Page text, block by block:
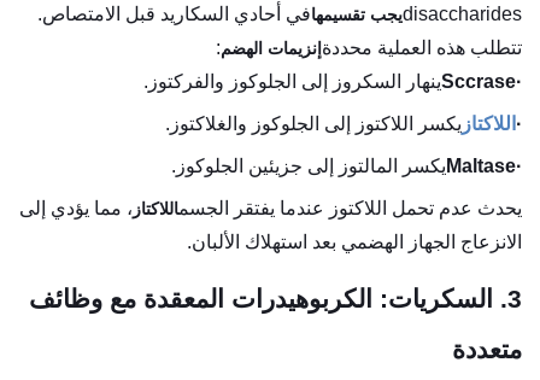
disaccharidesيجب تقسيمهافي أحادي السكاريد قبل الامتصاص.
تتطلب هذه العملية محددة إنزيمات الهضم:
·
Sccraseينهار السكروز إلى الجلوكوز والفركتوز.
· اللاكتاز يكسر اللاكتوز إلى الجلوكوز والغلاكتوز.
·
Maltase يكسر المالتوز إلى جزيئين الجلوكوز.
يحدث عدم تحمل اللاكتوز عندما يفتقر الجسماللاكتاز ، مما يؤدي إلى
الانزعاج الجهاز الهضمي بعد استهلاك الألبان.
3. السكريات: الكربوهيدرات المعقدة مع وظائف
متعددة